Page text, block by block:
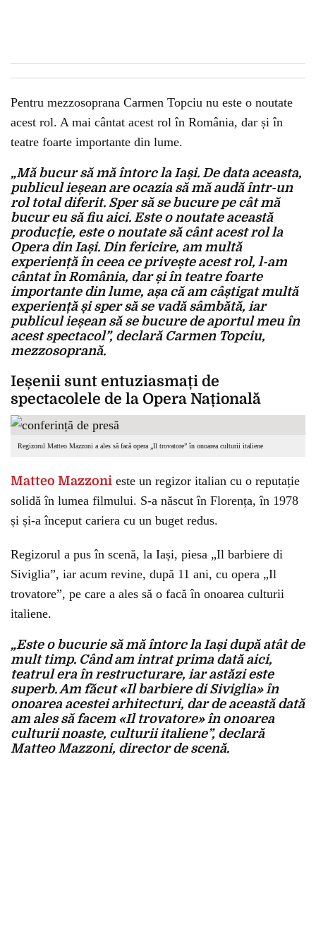
Pentru mezzosoprana Carmen Topciu nu este o noutate
acest rol. A mai cântat acest rol în România, dar și în
teatre foarte importante din lume.
„Mă bucur să mă întorc la Iași. De data aceasta,
publicul ieșean are ocazia să mă audă într-un
rol total diferit. Sper să se bucure pe cât mă
bucur eu să fiu aici. Este o noutate această
producție, este o noutate să cânt acest rol la
Opera din Iași. Din fericire, am multă
experiență în ceea ce privește acest rol, l-am
cântat în România, dar și în teatre foarte
importante din lume, așa că am câștigat multă
experiență și sper să se vadă sâmbătă, iar
publicul ieșean să se bucure de aportul meu în
acest spectacol”, declară Carmen Topciu,
mezzosoprană.
Ieșenii sunt entuziasmați de
spectacolele de la Opera Națională
Regizorul Matteo Mazzoni a ales să facă opera „Il trovatore” în onoarea culturii italiene
Matteo Mazzoni este un regizor italian cu o reputație
solidă în lumea filmului. S-a născut în Florența, în 1978
și și-a început cariera cu un buget redus.
Regizorul a pus în scenă, la Iași, piesa „Il barbiere di
Siviglia”, iar acum revine, după 11 ani, cu opera „Il
trovatore”, pe care a ales să o facă în onoarea culturii
italiene.
„Este o bucurie să mă întorc la Iași după atât de
mult timp. Când am intrat prima dată aici,
teatrul era în restructurare, iar astăzi este
superb. Am făcut «Il barbiere di Siviglia» în
onoarea acestei arhitecturi, dar de această dată
am ales să facem «Il trovatore» în onoarea
culturii noaste, culturii italiene”, declară
Matteo Mazzoni, director de scenă.